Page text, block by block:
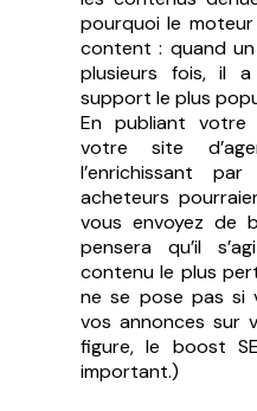
pourquoi le
content : quand
plusieurs fois, il
support le plus
En publiant votre
votre site
l’enrichissant
acheteurs
vous envoyez de
pensera qu’il
contenu le plus
ne se pose pas si
vos annonces sur
figure, le boost
important.)